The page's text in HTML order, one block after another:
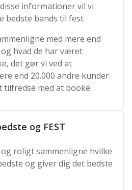
informationer vil vi
bedste bands til fest
med mere end
hvad de har været
det gør vi ved at
end 20.000 andre kunder
med at booke
og FEST
roligt sammenligne hvilke
og giver dig det bedste